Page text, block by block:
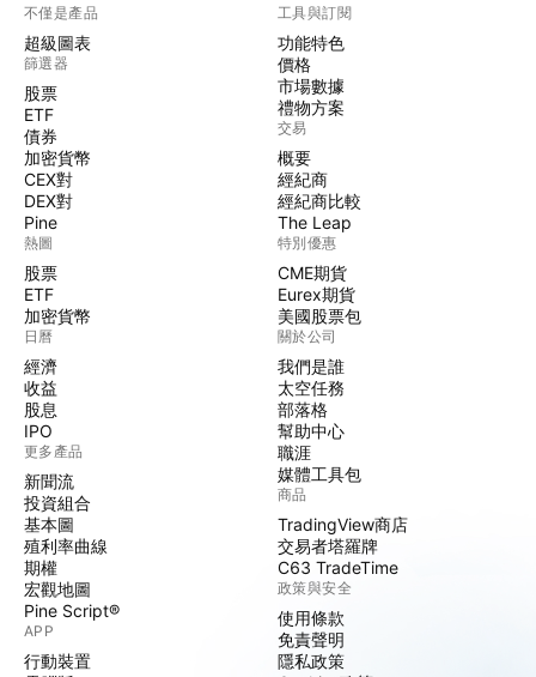
不僅是產品
超級圖表
篩選器
股票
ETF
債券
加密貨幣
CEX對
DEX對
Pine
熱圖
股票
ETF
加密貨幣
日曆
經濟
收益
股息
IPO
更多產品
新聞流
投資組合
基本圖
殖利率曲線
期權
宏觀地圖
Pine Script®
APP
行動裝置
工具與訂閱
功能特色
價格
市場數據
禮物方案
交易
概要
經紀商
經紀商比較
The Leap
特別優惠
CME期貨
Eurex期貨
美國股票包
關於公司
我們是誰
太空任務
部落格
幫助中心
職涯
媒體工具包
商品
TradingView商店
交易者塔羅牌
C63 TradeTime
政策與安全
使用條款
免責聲明
隱私政策